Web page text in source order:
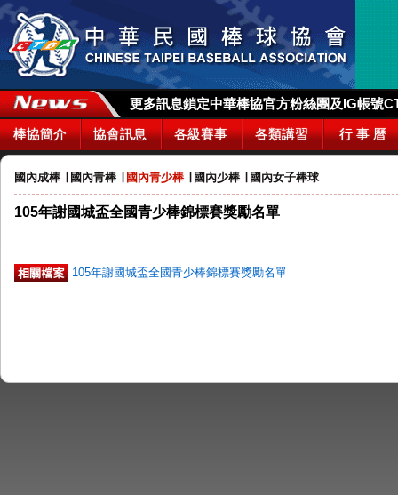
更多訊息鎖定中華棒協官方粉絲團及IG帳號
棒協簡介 協會訊息 各級賽事 各類講習 行 事 曆
國內成棒 國內青棒 國內青少棒 國內少棒 國內女子棒球
105年謝國城盃全國青少棒錦標賽獎勵名單
105年謝國城盃全國青少棒錦標賽獎勵名單